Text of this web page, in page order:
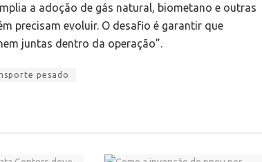
a adoção de gás natural, biometano e outras
precisam evoluir. O desafio é garantir que
juntas dentro da operação”.
pesado